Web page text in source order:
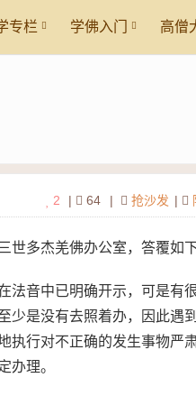
专栏 学佛入门 高僧
|
| 抢沙发
| 64
2
多杰羌佛办公室，答覆如下
法音中已明确开示，可是有
少是没有去照着办，因此遇
行对不正确的发生事物严肃
办理。